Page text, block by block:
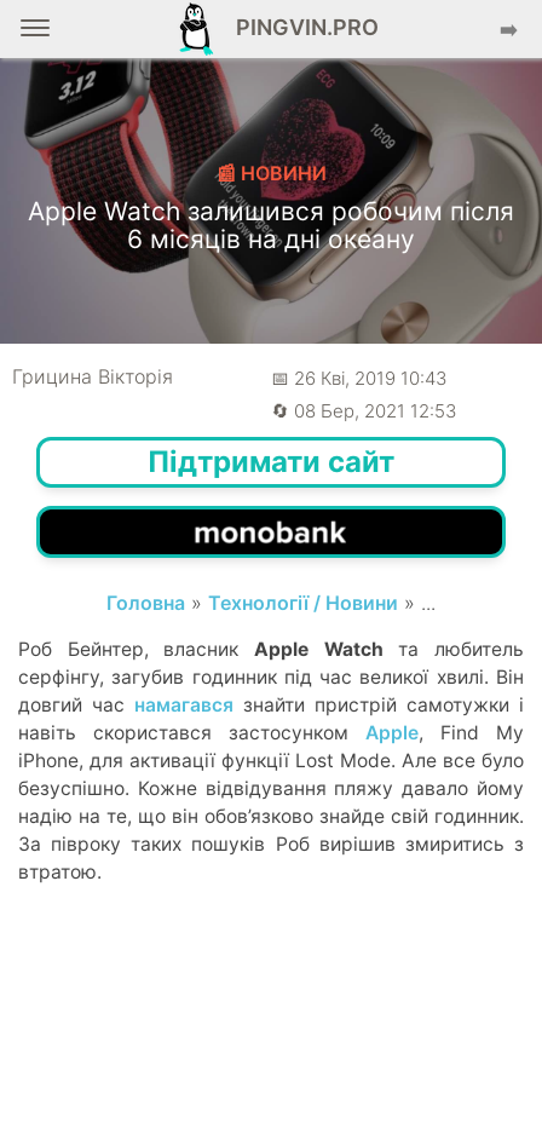
PINGVIN.PRO ➡️
📰 НОВИНИ
Apple Watch залишився робочим після
6 місяців на дні океану
Грицина Вікторія
📅 26 Кві, 2019 10:43
🔄 08 Бер, 2021 12:53
Підтримати сайт
Головна » Технології / Новини » ...
Роб Бейнтер, власник Apple Watch та любитель
серфінгу, загубив годинник під час великої хвилі. Він
довгий час намагався знайти пристрій самотужки і
навіть скористався застосунком Apple, Find My
iPhone, для активації функції Lost Mode. Але все було
безуспішно. Кожне відвідування пляжу давало йому
надію на те, що він обов’язково знайде свій годинник.
За півроку таких пошуків Роб вирішив змиритись з
втратою.